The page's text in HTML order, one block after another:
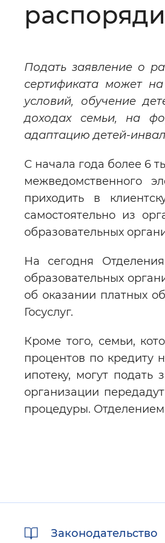
Цвет сайта:
Изображения:
Звуковой
Вернуть
Подать заявление о
сертификата может
условий, обучение
доходах семьи, на
адаптацию детей-
С начала года более 6
межведомственного
приходить в
самостоятельно из
образовательных
На сегодня
образовательных
об оказании платных
Госуслуг.
Кроме того, семьи,
процентов по кредиту
ипотеку, могут
организации
процедуры.
Законодательство